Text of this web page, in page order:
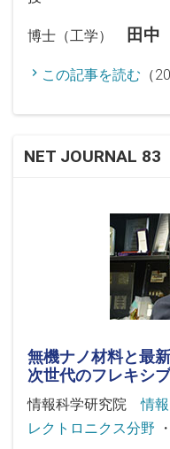
博士（工学） 田
この記事を読む （
NET JOURNAL 83
無機ナノ材料と最
次世代のフレキシ
情報科学研究院情
レクトロニクス分野